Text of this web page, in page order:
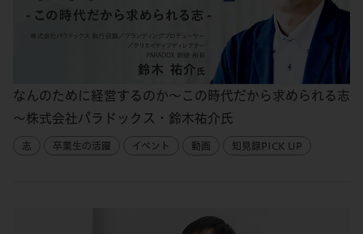
なんのために経営するのか～この時代だから求められる志
～株式会社パラドックス・鈴木祐介氏
志 卒業生の活躍 イベント 動画 知見録PICK UP